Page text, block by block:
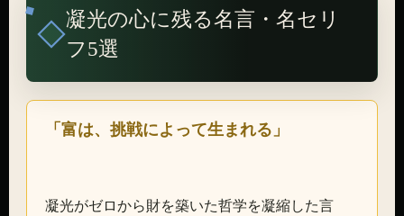
凝光の心に残る名言・名セリ
フ5選
「富は、挑戦によって生まれる」
凝光がゼロから財を築いた哲学を凝縮した言